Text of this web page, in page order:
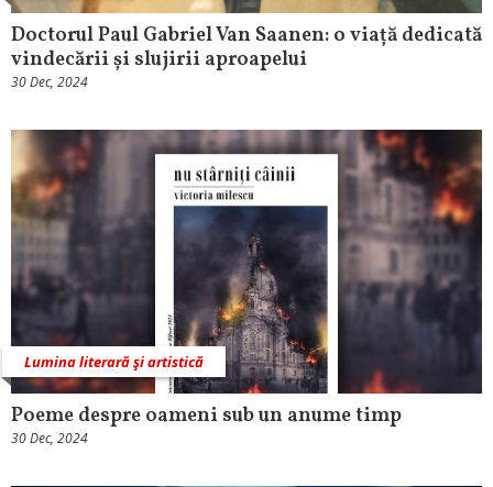
Doctorul Paul Gabriel Van Saanen: o viață dedicată
vindecării și slujirii aproapelui
30 Dec, 2024
Lumina literară şi artistică
Poeme despre oameni sub un anume timp
30 Dec, 2024